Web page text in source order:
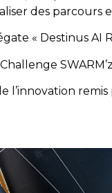
des parcours
« Destinus AI
l’innovation